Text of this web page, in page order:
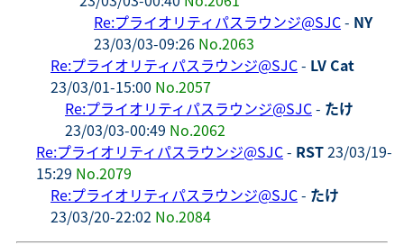
Re:プライオリティパスラウンジ@SJC- NY
23/03/03-09:26 No.2063
Re:プライオリティパスラウンジ@SJC- LV Cat
23/03/01-15:00 No.2057
Re:プライオリティパスラウンジ@SJC- たけ
23/03/03-00:49 No.2062
Re:プライオリティパスラウンジ@SJC- RST23/03/19-
15:29 No.2079
Re:プライオリティパスラウンジ@SJC- たけ
23/03/20-22:02 No.2084